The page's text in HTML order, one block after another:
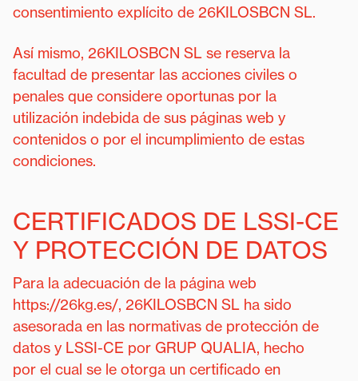
consentimiento explícito de 26KILOSBCN SL.
Así mismo, 26KILOSBCN SL se reserva la
facultad de presentar las acciones civiles o
penales que considere oportunas por la
utilización indebida de sus páginas web y
contenidos o por el incumplimiento de estas
condiciones.
CERTIFICADOS DE LSSI-CE
Y PROTECCIÓN DE DATOS
Para la adecuación de la página web
https://26kg.es/, 26KILOSBCN SL ha sido
asesorada en las normativas de protección de
datos y LSSI-CE por GRUP QUALIA, hecho
por el cual se le otorga un certificado en